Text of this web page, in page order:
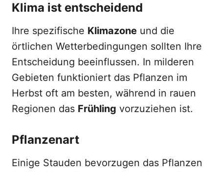
Klima ist entscheidend
Ihre spezifische Klimazone und die
örtlichen Wetterbedingungen sollten Ihre
Entscheidung beeinflussen. In milderen
Gebieten funktioniert das Pflanzen im
Herbst oft am besten, während in rauen
Regionen das Frühling vorzuziehen ist.
Pflanzenart
Einige Stauden bevorzugen das Pflanzen